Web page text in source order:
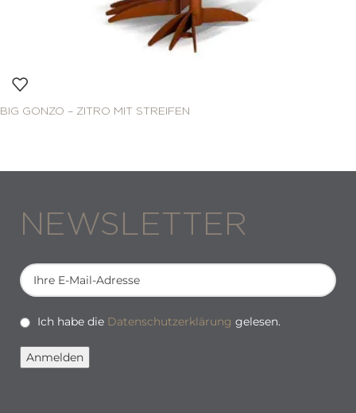
BIG GONZO – ZITRO MIT STREIFEN
NEWSLETTER
Ich habe die Datenschutzerklärung gelesen.